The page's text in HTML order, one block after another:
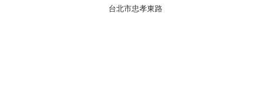
台北市忠孝東路